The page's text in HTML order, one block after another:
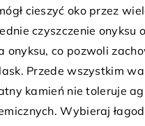
cieszyć oko przez
czyszczenie onyksu
onyksu, co pozwoli
Przede wszystkim
kamień nie toleruje
Wybieraj